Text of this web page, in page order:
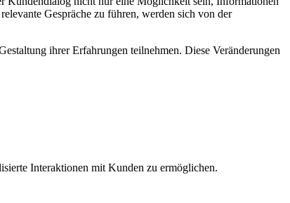
Gespräche zu führen, werden sich von der
ihrer Erfahrungen teilnehmen. Diese Veränderungen
Interaktionen mit Kunden zu ermöglichen.